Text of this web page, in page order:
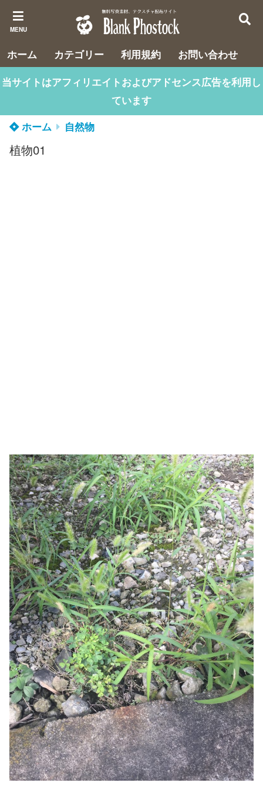
MENU
ホーム カテゴリー 利用規約
お問い合わせ
当サイトはアフィリエイトおよびアドセンス広告を利用し
ています
ホーム
自然物
植物01